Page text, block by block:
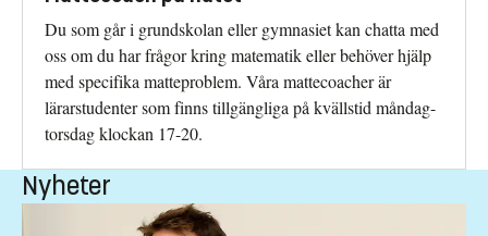
Du som går i grundskolan eller gymnasiet kan chatta med
oss om du har frågor kring matematik eller behöver hjälp
med specifika matteproblem. Våra mattecoacher är
lärarstudenter som finns tillgängliga på kvällstid måndag-
torsdag klockan 17-20.
Nyheter